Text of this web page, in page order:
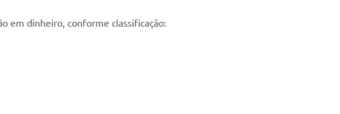
em dinheiro, conforme classificação: